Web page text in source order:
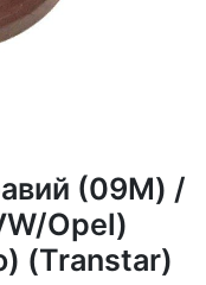
(09M) /
Opel)
(Transtar)